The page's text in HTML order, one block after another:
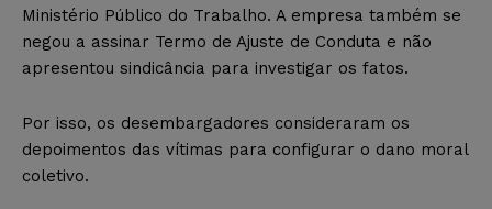
Ministério Público do Trabalho. A empresa também se
negou a assinar Termo de Ajuste de Conduta e não
apresentou sindicância para investigar os fatos.
Por isso, os desembargadores consideraram os
depoimentos das vítimas para configurar o dano moral
coletivo.